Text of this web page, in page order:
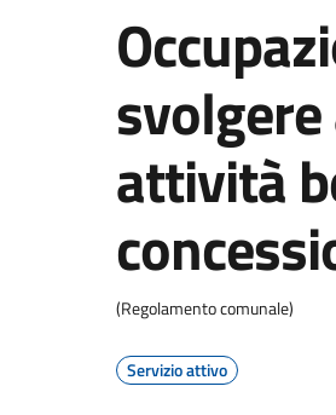
attività
(Regolamento comunale)
Servizio attivo